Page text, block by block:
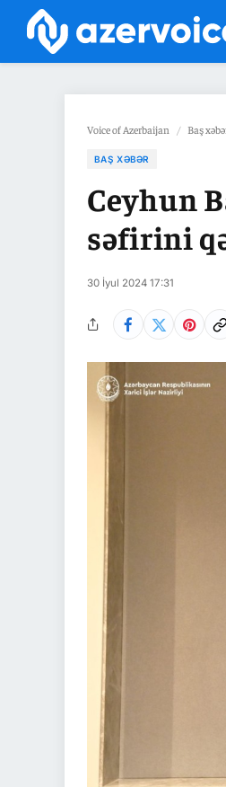
Voice of Azerbaijan / Baş
BAŞ XƏBƏR
Ceyhun
səfirini
30 İyul 2024 17:31